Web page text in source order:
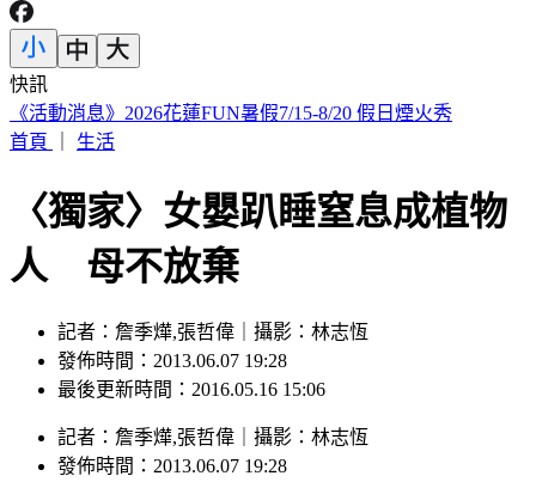
快訊
市場拜票擋人去路遭嗆聲 沈伯洋道歉了「希望能夠精進動
線」
〈獨家〉女嬰趴睡窒息成植物
人 母不放棄
記者：詹季燁,張哲偉｜攝影：林志恆
發佈時間：2013.06.07 19:28
記者：詹季燁,張哲偉｜攝影